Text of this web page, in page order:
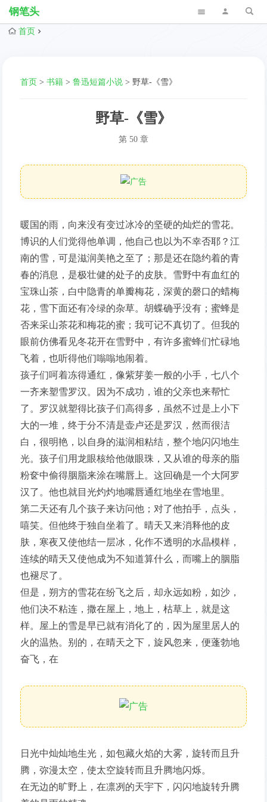
钢笔头
首页
首页 >书籍 >鲁迅短篇小说 > 野草-《雪》
野草-《雪》
第 50 章
暖国的雨，向来没有变过冰冷的坚硬的灿烂的雪花。
博识的人们觉得他单调，他自己也以为不幸否耶？江
南的雪，可是滋润美艳之至了；那是还在隐约着的青
春的消息，是极壮健的处子的皮肤。雪野中有血红的
宝珠山茶，白中隐青的单瓣梅花，深黄的磬口的蜡梅
花，雪下面还有冷绿的杂草。胡蝶确乎没有；蜜蜂是
否来采山茶花和梅花的蜜；我可记不真切了。但我的
眼前仿佛看见冬花开在雪野中，有许多蜜蜂们忙碌地
飞着，也听得他们嗡嗡地闹着。
孩子们呵着冻得通红，像紫芽姜一般的小手，七八个
一齐来塑雪罗汉。因为不成功，谁的父亲也来帮忙
了。罗汉就塑得比孩子们高得多，虽然不过是上小下
大的一堆，终于分不清是壶卢还是罗汉，然而很洁
白，很明艳，以自身的滋润相粘结，整个地闪闪地生
光。孩子们用龙眼核给他做眼珠，又从谁的母亲的脂
粉奁中偷得胭脂来涂在嘴唇上。这回确是一个大阿罗
汉了。他也就目光灼灼地嘴唇通红地坐在雪地里。
第二天还有几个孩子来访问他；对了他拍手，点头，
嘻笑。但他终于独自坐着了。晴天又来消释他的皮
肤，寒夜又使他结一层冰，化作不透明的水晶模样，
连续的晴天又使他成为不知道算什么，而嘴上的胭脂
也褪尽了。
但是，朔方的雪花在纷飞之后，却永远如粉，如沙，
他们决不粘连，撒在屋上，地上，枯草上，就是这
样。屋上的雪是早已就有消化了的，因为屋里居人的
火的温热。别的，在晴天之下，旋风忽来，便蓬勃地
奋飞，在
日光中灿灿地生光，如包藏火焰的大雾，旋转而且升
腾，弥漫太空，使太空旋转而且升腾地闪烁。
在无边的旷野上，在凛冽的天宇下，闪闪地旋转升腾